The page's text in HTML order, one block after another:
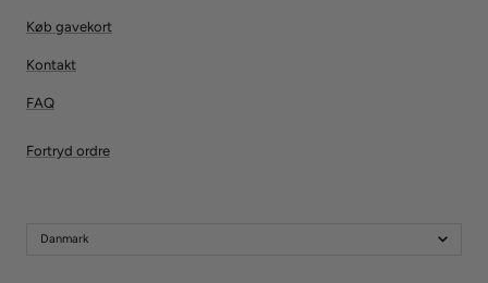
Køb gavekort
Kontakt
FAQ
Fortryd ordre
Danmark